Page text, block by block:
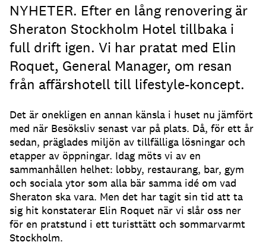
NYHETER. Efter en lång renovering är
Sheraton Stockholm Hotel tillbaka i
full drift igen. Vi har pratat med Elin
Roquet, General Manager, om resan
från affärshotell till lifestyle-koncept.
Det är onekligen en annan känsla i huset nu jämfört
med när Besöksliv senast var på plats. Då, för ett år
sedan, präglades miljön av tillfälliga lösningar och
etapper av öppningar. Idag möts vi av en
sammanhållen helhet: lobby, restaurang, bar, gym
och sociala ytor som alla bär samma idé om vad
Sheraton ska vara. Men det har tagit sin tid att ta
sig hit konstaterar Elin Roquet när vi slår oss ner
för en pratstund i ett turisttätt och sommarvarmt
Stockholm.